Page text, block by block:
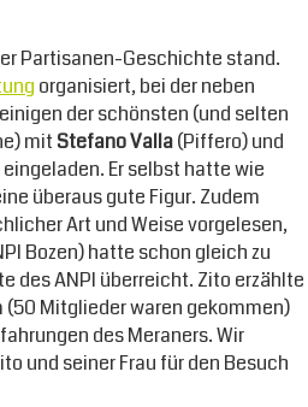
Partisanen-Geschichte stand.
organisiert, bei der neben
der schönsten (und selten
mit Stefano Valla(Piffero) und
Er selbst hatte wie
überaus gute Figur. Zudem
Art und Weise vorgelesen,
Bozen) hatte schon gleich zu
des ANPI überreicht. Zito erzählte
(50 Mitglieder waren gekommen)
des Meraners. Wir
und seiner Frau für den Besuch